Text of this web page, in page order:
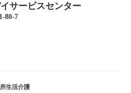
サービスセンター
80-7
生活介護